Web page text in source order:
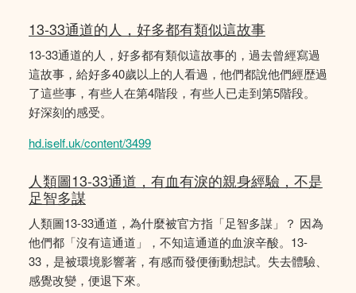
13-33通道的人，好多都有類似這故事
13-33通道的人，好多都有類似這故事的，過去曾經寫過
這故事，給好多40歲以上的人看過，他們都說他們經歴過
了這些事，有些人在第4階段，有些人已走到第5階段。
好深刻的感受。
hd.iself.uk/content/3499
人類圖13-33通道，有血有淚的親身經驗，不是
足智多謀
人類圖13-33通道，為什麼被官方指「足智多謀」？ 因為
他們都「沒有這通道」，不知這通道的血淚辛酸。13-
33，是被環境影響著，有感而發便衝動想試。失去體驗、
感覺改變，便退下來。